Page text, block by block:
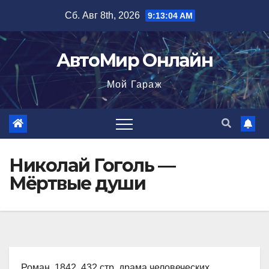
содержимому
Сб. Авг 8th, 2026 9:13:05 AM
АвтоМир Онлайн
Мой Гараж
Николай Гоголь —
Мёртвые души